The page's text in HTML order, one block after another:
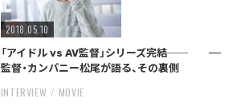
2018.05.10
「アイドル vs AV監督」シリーズ完結──
監督・カンパニー松尾が語る、その裏側
INTERVIEW MOVIE